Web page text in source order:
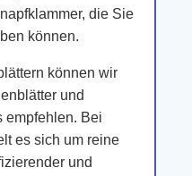
die Sie
können.
können wir
und
empfehlen. Bei
es sich um reine
und